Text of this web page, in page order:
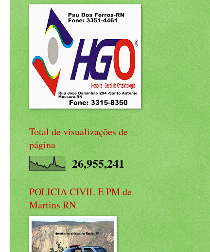
Total de visualizações de
página
26,955,241
POLICIA CIVIL E PM de
Martins RN